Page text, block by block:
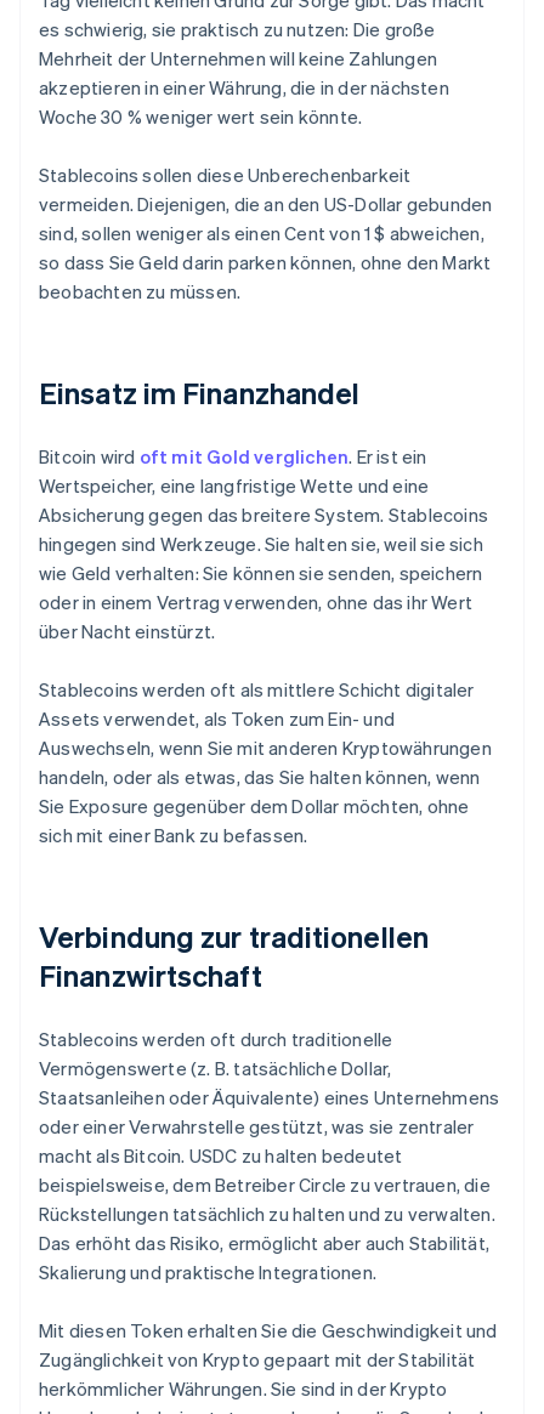
es schwierig, sie praktisch zu nutzen: Die große
Mehrheit der Unternehmen will keine Zahlungen
akzeptieren in einer Währung, die in der nächsten
Woche 30 % weniger wert sein könnte.
Stablecoins sollen diese Unberechenbarkeit
vermeiden. Diejenigen, die an den US-Dollar gebunden
sind, sollen weniger als einen Cent von 1 $ abweichen,
so dass Sie Geld darin parken können, ohne den Markt
beobachten zu müssen.
Einsatz im Finanzhandel
Bitcoin wird oft mit Gold verglichen. Er ist ein
Wertspeicher, eine langfristige Wette und eine
Absicherung gegen das breitere System. Stablecoins
hingegen sind Werkzeuge. Sie halten sie, weil sie sich
wie Geld verhalten: Sie können sie senden, speichern
oder in einem Vertrag verwenden, ohne das ihr Wert
über Nacht einstürzt.
Stablecoins werden oft als mittlere Schicht digitaler
Assets verwendet, als Token zum Ein- und
Auswechseln, wenn Sie mit anderen Kryptowährungen
handeln, oder als etwas, das Sie halten können, wenn
Sie Exposure gegenüber dem Dollar möchten, ohne
sich mit einer Bank zu befassen.
Verbindung zur traditionellen
Finanzwirtschaft
Stablecoins werden oft durch traditionelle
Vermögenswerte (z. B. tatsächliche Dollar,
Staatsanleihen oder Äquivalente) eines Unternehmens
oder einer Verwahrstelle gestützt, was sie zentraler
macht als Bitcoin. USDC zu halten bedeutet
beispielsweise, dem Betreiber Circle zu vertrauen, die
Rückstellungen tatsächlich zu halten und zu verwalten.
Das erhöht das Risiko, ermöglicht aber auch Stabilität,
Skalierung und praktische Integrationen.
Mit diesen Token erhalten Sie die Geschwindigkeit und
Zugänglichkeit von Krypto gepaart mit der Stabilität
herkömmlicher Währungen. Sie sind in der Krypto